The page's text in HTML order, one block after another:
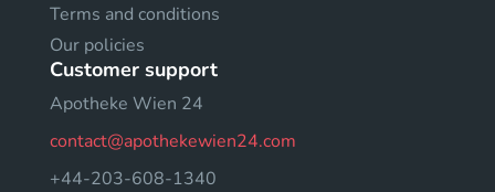
Terms and conditions
Our policies
Customer support
Apotheke Wien 24
contact@apothekewien24.com
+44-203-608-1340